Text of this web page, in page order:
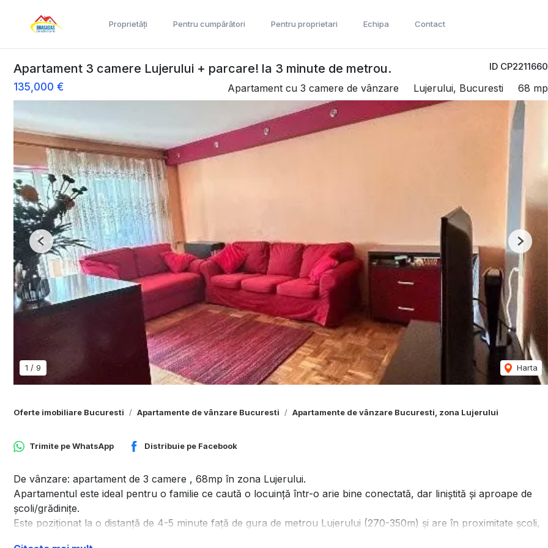
Proprietăți Pentru cumpărători Pentru proprietari Echipa Contact
ID CP2211660
Apartament 3 camere Lujerului + parcare! la 3 minute de metrou.
135,000 € Apartament cu 3 camere de vânzare Lujerului, Bucuresti 68 mp
1 / 9 Harta
Previous Next
Oferte imobiliare Bucuresti Apartamente de vânzare Bucuresti Apartamente de vânzare Bucuresti, zona Lujerului
Trimite peWhatsApp Distribuie pe Facebook
De vânzare: apartament de 3 camere , 68mp în zona Lujerului.
Apartamentul este ideal pentru o familie ce caută o locuinţă într-o arie bine conectată, dar liniştită şi aproape de
şcoli/grădiniţe.
Este poziţionat la o distanţă de 4-5 minute faţă de gura de metrou Lujerului (270-350m) şi are în proximitate şcoli,